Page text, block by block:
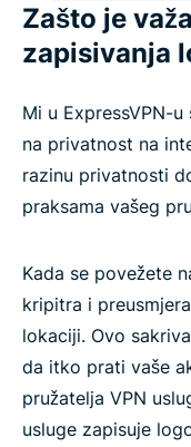
Zašto je
zapisivanja
Mi u ExpressVPN-
na privatnost na
razinu privatnosti
praksama vašeg
Kada se povežete
kripitra i
lokaciji. Ovo
da itko prati vaše
pružatelja VPN
usluge zapisuje